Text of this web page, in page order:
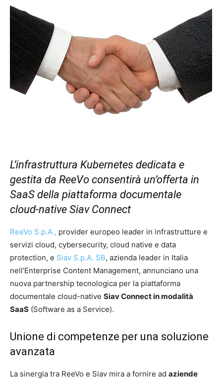
L’infrastruttura Kubernetes dedicata e
gestita da ReeVo consentirà un’offerta in
SaaS della piattaforma documentale
cloud-native Siav Connect
ReeVo S.p.A., provider europeo leader in infrastrutture e
servizi cloud, cybersecurity, cloud native e data
protection, e Siav S.p.A. SB, azienda leader in Italia
nell’Enterprise Content Management, annunciano una
nuova partnership tecnologica per la piattaforma
documentale cloud-native Siav Connect in modalità
SaaS (Software as a Service).
Unione di competenze per una soluzione
avanzata
La sinergia tra ReeVo e Siav mira a fornire ad aziende